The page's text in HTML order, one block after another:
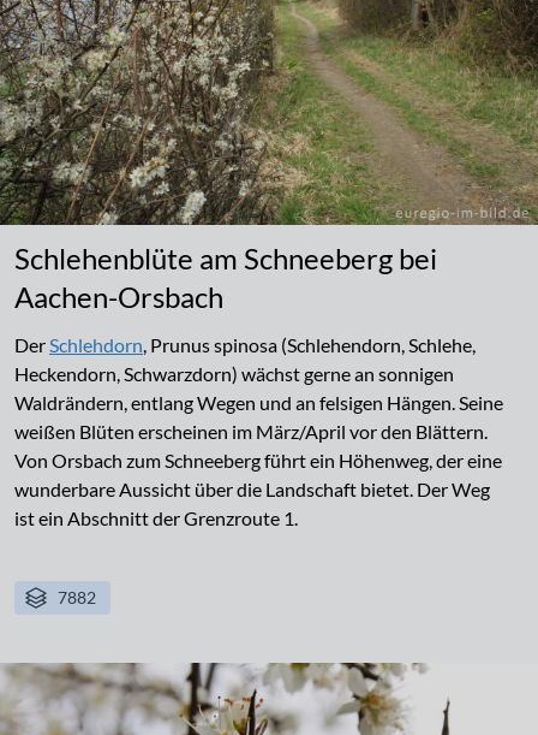
Schlehenblüte am Schneeberg bei
Aachen-Orsbach
Der Schlehdorn , Prunus spinosa (Schlehendorn, Schlehe,
Heckendorn, Schwarzdorn) wächst gerne an sonnigen
Waldrändern, entlang Wegen und an felsigen Hängen. Seine
weißen Blüten erscheinen im März/April vor den Blättern.
Von Orsbach zum Schneeberg führt ein Höhenweg, der eine
wunderbare Aussicht über die Landschaft bietet. Der Weg
ist ein Abschnitt der Grenzroute 1.
7882